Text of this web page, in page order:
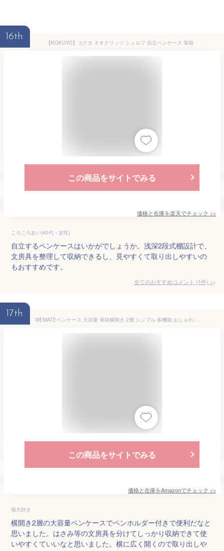
16th
【KOKUYO】コクヨ ネオクリッツ シェルフ 自立ペンケース 筆箱
この商品をサイトでみる
価格と在庫を楽天でチェック >>
ころころあい(40代・女性)
自立するペンケースはいかがでしょうか。浅深2段式棚設計で、
文房具を整理して収納できるし、見やすくて取り出しやすいの
もおすすめです。
全てのおすすめコメント (1件) >
17th
WEMATEペンケース 大容量 筆箱横開き 2層 シンプル 多機能 おしゃれ-ジッパー ペンホルダー付き 強力な分類と収納力 ガジェットポーチ 収納ポーチ 旅行 出張 女の子、男の子、大人、小学生、高校生、大学生用-ブラック
この商品をサイトでみる
価格と在庫をAmazonでチェック >>
猫大好き
横開き2層の大容量ペンケースでペンホルダー付きで便利だなと
思いました。はさみ等の文房具を分けてしっかり収納できて使
いやすくていいなと思いました。横に広く開くので取り出しや